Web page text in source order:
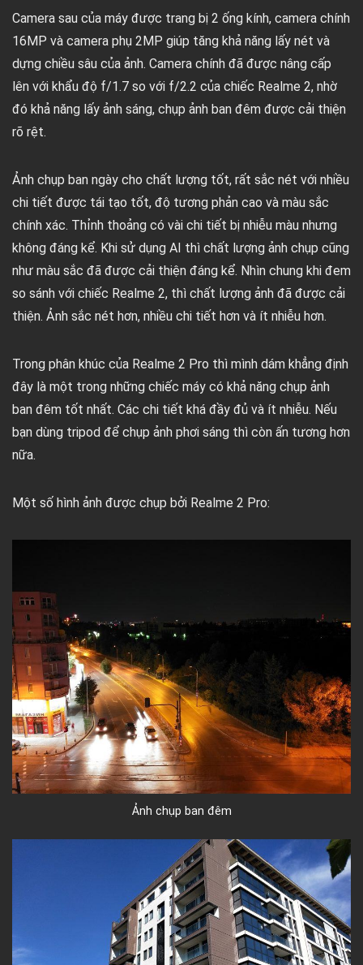
Camera sau của máy được trang bị 2 ống kính, camera chính
16MP và camera phụ 2MP giúp tăng khả năng lấy nét và
dựng chiều sâu của ảnh. Camera chính đã được nâng cấp
lên với khẩu độ f/1.7 so với f/2.2 của chiếc Realme 2, nhờ
đó khả năng lấy ảnh sáng, chụp ảnh ban đêm được cải thiện
rõ rệt.
Ảnh chụp ban ngày cho chất lượng tốt, rất sắc nét với nhiều
chi tiết được tái tạo tốt, độ tương phản cao và màu sắc
chính xác. Thỉnh thoảng có vài chi tiết bị nhiễu màu nhưng
không đáng kể. Khi sử dụng AI thì chất lượng ảnh chụp cũng
như màu sắc đã được cải thiện đáng kể. Nhìn chung khi đem
so sánh với chiếc Realme 2, thì chất lượng ảnh đã được cải
thiện. Ảnh sắc nét hơn, nhiều chi tiết hơn và ít nhiễu hơn.
Trong phân khúc của Realme 2 Pro thì mình dám khẳng định
đây là một trong những chiếc máy có khả năng chụp ảnh
ban đêm tốt nhất. Các chi tiết khá đầy đủ và ít nhiễu. Nếu
bạn dùng tripod để chụp ảnh phơi sáng thì còn ấn tương hơn
nữa.
Một số hình ảnh được chụp bởi Realme 2 Pro:
Ảnh chụp ban đêm